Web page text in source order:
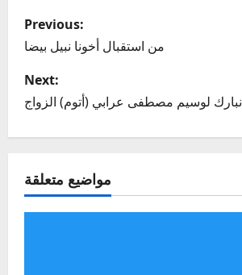
P
o
s
t
a
v
Previous:
من استقبال أخونا نبيل بيضا
Next:
نبارك لوسيم مصطفى عرابي (أتوم) الزواج
مواضيع متعلقة